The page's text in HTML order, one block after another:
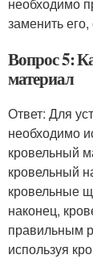
заменить
Вопрос 5:
материал
Ответ: Для
необходимо
кровельный
кровельный
кровельные
наконец,
правильным
используя